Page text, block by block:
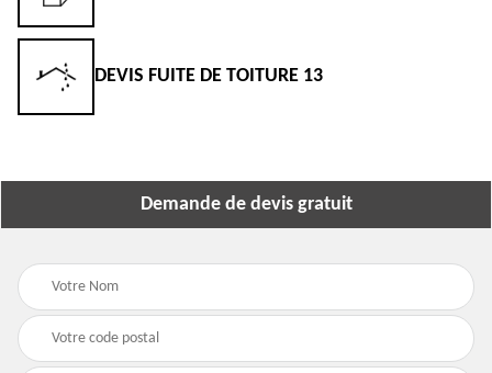
DEVIS FUITE DE TOITURE 13
Demande de devis gratuit